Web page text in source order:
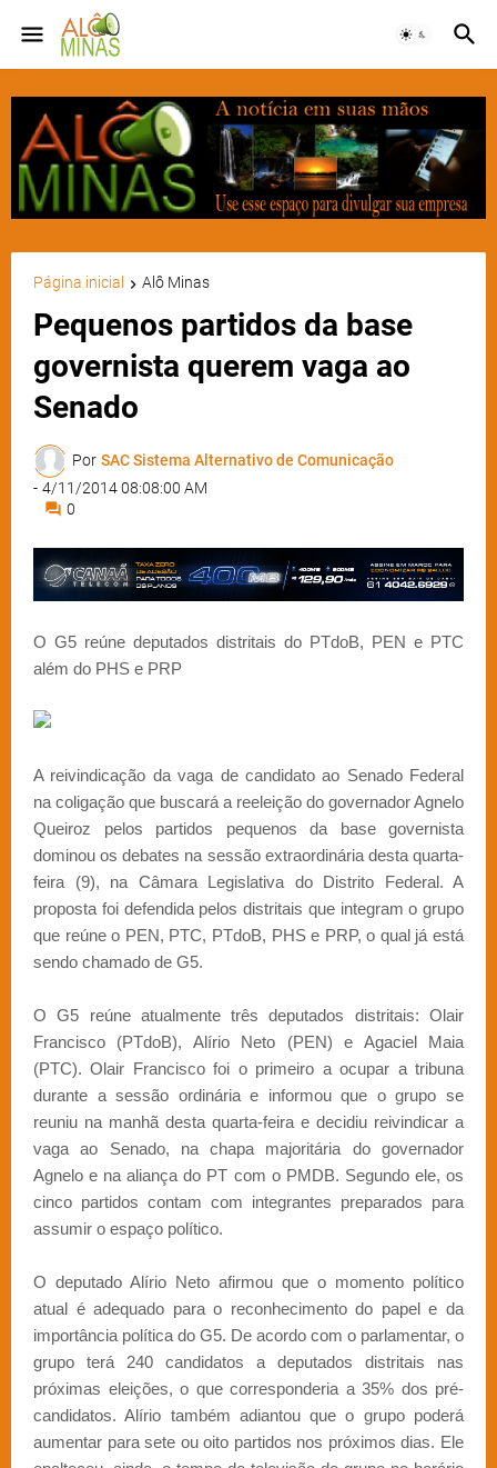
Página inicial Alô Minas
Pequenos partidos da base
governista querem vaga ao
Senado
Por SAC Sistema Alternativo de Comunicação
- 4/11/2014 08:08:00 AM
0
O G5 reúne deputados distritais do PTdoB, PEN e PTC
além do PHS e PRP
A reivindicação da vaga de candidato ao Senado Federal
na coligação que buscará a reeleição do governador Agnelo
Queiroz pelos partidos pequenos da base governista
dominou os debates na sessão extraordinária desta quarta-
feira (9), na Câmara Legislativa do Distrito Federal. A
proposta foi defendida pelos distritais que integram o grupo
que reúne o PEN, PTC, PTdoB, PHS e PRP, o qual já está
sendo chamado de G5.
O G5 reúne atualmente três deputados distritais: Olair
Francisco (PTdoB), Alírio Neto (PEN) e Agaciel Maia
(PTC). Olair Francisco foi o primeiro a ocupar a tribuna
durante a sessão ordinária e informou que o grupo se
reuniu na manhã desta quarta-feira e decidiu reivindicar a
vaga ao Senado, na chapa majoritária do governador
Agnelo e na aliança do PT com o PMDB. Segundo ele, os
cinco partidos contam com integrantes preparados para
assumir o espaço político.
O deputado Alírio Neto afirmou que o momento político
atual é adequado para o reconhecimento do papel e da
importância política do G5. De acordo com o parlamentar, o
grupo terá 240 candidatos a deputados distritais nas
próximas eleições, o que corresponderia a 35% dos pré-
candidatos. Alírio também adiantou que o grupo poderá
aumentar para sete ou oito partidos nos próximos dias. Ele